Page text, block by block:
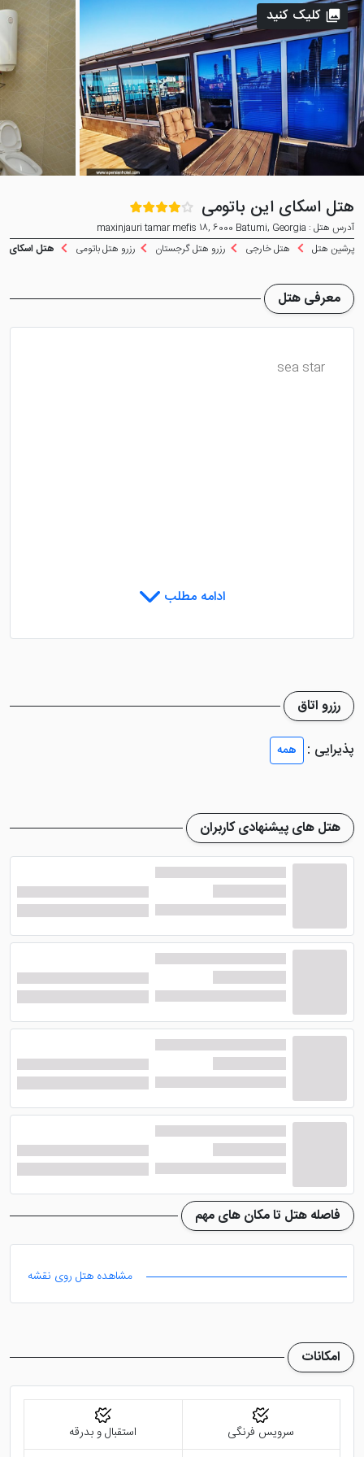
هتل اسکای این باتومی
آدرس هتل : maxinjauri tamar mefis 18, 6000 Batumi, Georgia
پرشین هتل
هتل خارجی رزرو هتل گرجستان رزرو هتل باتومی هتل اسکای
کلیک کنید
معرفی هتل
sea star
ادامه مطلب
رزرو اتاق
پذیرایی :
همه
هتل های پیشنهادی کاربران
فاصله هتل تا مکان های مهم
مشاهده هتل روی نقشه
امکانات
سرویس فرنگی استقبال و بدرقه